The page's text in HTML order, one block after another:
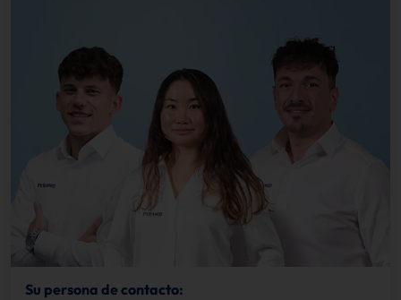
Su persona de contacto: